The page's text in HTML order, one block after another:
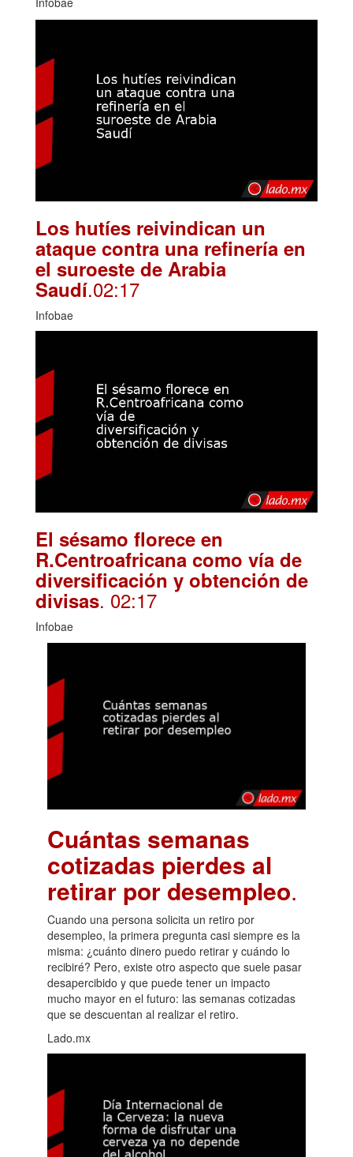
Los hutíes reivindican un
ataque contra una refinería en
el suroeste de Arabia
Saudí.02:17
Infobae
El sésamo florece en
R.Centroafricana como vía de
diversificación y obtención de
divisas. 02:17
Infobae
Cuántas semanas
cotizadas pierdes al
retirar por desempleo.
Cuando una persona solicita un retiro por
desempleo, la primera pregunta casi siempre es la
misma: ¿cuánto dinero puedo retirar y cuándo lo
recibiré? Pero, existe otro aspecto que suele pasar
desapercibido y que puede tener un impacto
mucho mayor en el futuro: las semanas cotizadas
que se descuentan al realizar el retiro.
Lado.mx